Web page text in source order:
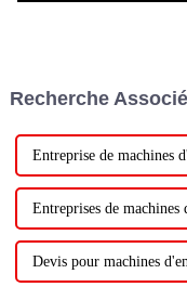
Recherche
Entreprise de machines
Entreprises de machines
Devis pour machines